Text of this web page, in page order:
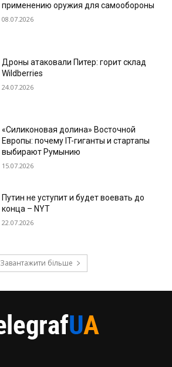
применению оружия для самообороны
08.07.2026
Дроны атаковали Питер: горит склад
Wildberries
24.07.2026
«Силиконовая долина» Восточной
Европы: почему IT-гиганты и стартапы
выбирают Румынию
15.07.2026
Путин не уступит и будет воевать до
конца – NYT
22.07.2026
Завантажити більше